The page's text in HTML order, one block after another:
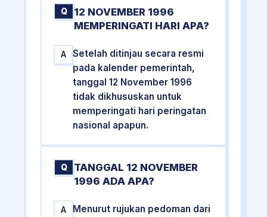
Q
12 NOVEMBER 1996
MEMPERINGATI HARI APA?
A
Setelah ditinjau secara resmi
pada kalender pemerintah,
tanggal 12 November 1996
tidak dikhususkan untuk
memperingati hari peringatan
nasional apapun.
Q
TANGGAL 12 NOVEMBER
1996 ADA APA?
A
Menurut rujukan pedoman dari